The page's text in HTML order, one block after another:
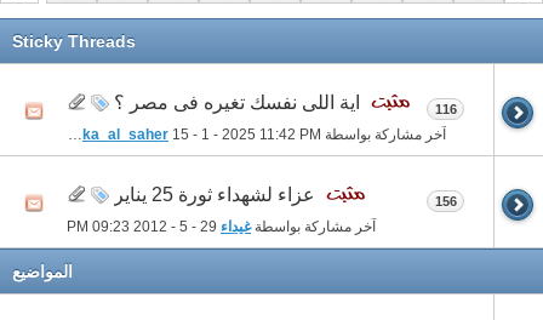
Sticky Threads
اية اللى نفسك تغيره فى مصر ؟
آخر مشاركة بواسطة houka_al_saher 15 - 1 - 2025 11:42 PM
116
عزاء لشهداء ثورة 25 يناير
آخر مشاركة بواسطةغيداء 09:23 PM
156
المواضيع